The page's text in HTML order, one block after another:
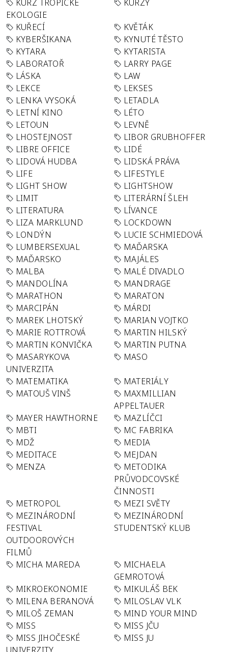
KURZ TROPICKÉ
EKOLOGIE
KURZY
KUŘECÍ
KVĚTÁK
KYBERŠIKANA
KYNUTÉ TĚSTO
KYTARA
KYTARISTA
LABORATOŘ
LARRY PAGE
LÁSKA
LAW
LEKCE
LEKSES
LENKA VYSOKÁ
LETADLA
LETNÍ KINO
LÉTO
LETOUN
LEVNĚ
LHOSTEJNOST
LIBOR GRUBHOFFER
LIBRE OFFICE
LIDÉ
LIDOVÁ HUDBA
LIDSKÁ PRÁVA
LIFE
LIFESTYLE
LIGHT SHOW
LIGHTSHOW
LIMIT
LITERÁRNÍ ŠLEH
LITERATURA
LÍVANCE
LIZA MARKLUND
LOCKDOWN
LONDÝN
LUCIE SCHMIEDOVÁ
LUMBERSEXUAL
MAĎARSKA
MAĎARSKO
MAJÁLES
MALBA
MALÉ DIVADLO
MANDOLÍNA
MANDRAGE
MARATHON
MARATON
MARCIPÁN
MÁRDI
MAREK LHOTSKÝ
MARIAN VOJTKO
MARIE ROTTROVÁ
MARTIN HILSKÝ
MARTIN KONVIČKA
MARTIN PUTNA
MASARYKOVA
UNIVERZITA
MASO
MATEMATIKA
MATERIÁLY
MATOUŠ VINŠ
MAXMILLIAN
APPELTAUER
MAYER HAWTHORNE
MAZLÍČCI
MBTI
MC FABRIKA
MDŽ
MEDIA
MEDITACE
MEJDAN
MENZA
METODIKA
PRŮVODCOVSKÉ
ČINNOSTI
METROPOL
MEZI SVĚTY
MEZINÁRODNÍ
FESTIVAL
OUTDOOROVÝCH
FILMŮ
MEZINÁRODNÍ
STUDENTSKÝ KLUB
MICHA MAREDA
MICHAELA
GEMROTOVÁ
MIKROEKONOMIE
MIKULÁŠ BEK
MILENA BERANOVÁ
MILOSLAV VLK
MILOŠ ZEMAN
MIND YOUR MIND
MISS
MISS JČU
MISS JIHOČESKÉ
MISS JU